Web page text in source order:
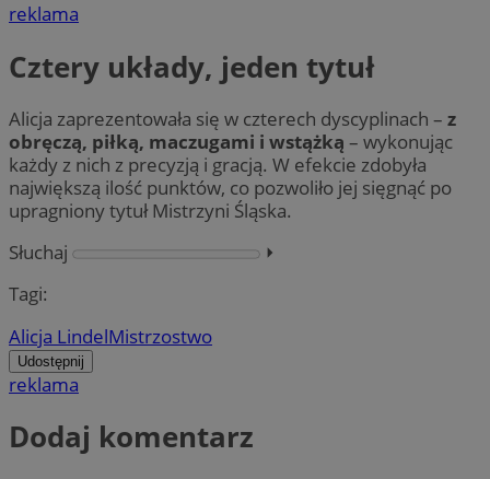
reklama
Cztery układy, jeden tytuł
Alicja zaprezentowała się w czterech dyscyplinach – z
obręczą, piłką, maczugami i wstążką – wykonując
każdy z nich z precyzją i gracją. W efekcie zdobyła
największą ilość punktów, co pozwoliło jej sięgnąć po
upragniony tytuł Mistrzyni Śląska.
Słuchaj
⏵︎
Tagi:
Alicja LindelMistrzostwo
Udostępnij
reklama
Dodaj komentarz